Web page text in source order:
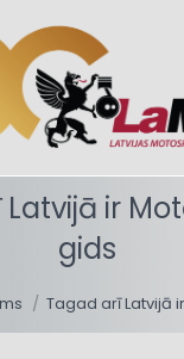
ir
gids
Tagad arī Latvijā